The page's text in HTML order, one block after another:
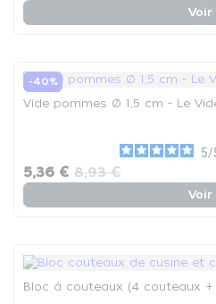
Voir
-40%
Vide pommes Ø 1,5 cm - Le
5/
5,36 € 8,93 €
Voir
Bloc à couteaux (4 couteaux +